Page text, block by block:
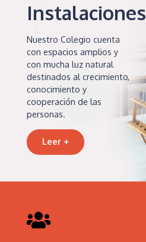
Instalaciones
Nuestro Colegio cuenta
con espacios amplios y
con mucha luz natural
destinados al crecimiento,
conocimiento y
cooperación de las
personas.
Leer +